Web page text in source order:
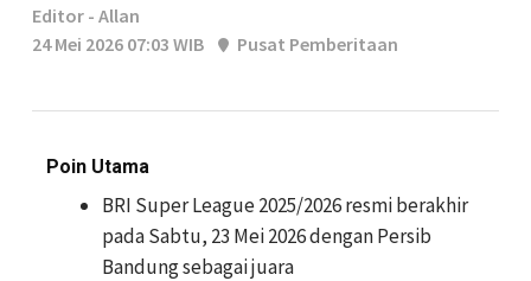
Editor - Allan
24 Mei 2026 07:03 WIB
Pusat Pemberitaan
Poin Utama
BRI Super League 2025/2026 resmi berakhir
pada Sabtu, 23 Mei 2026 dengan Persib
Bandung sebagai juara